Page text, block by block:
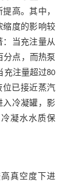
高。其中，
缩度的影响较
：当充注量从
分点，而热泵
充注量超过80
位已接近蒸汽
入冷凝罐，影
凝水水质保
真空度下进